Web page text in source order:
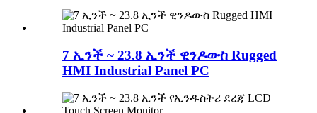
7 ኢንች ~ 23.8 ኢንች ዊንዶውስ Rugged
HMI Industrial Panel PC